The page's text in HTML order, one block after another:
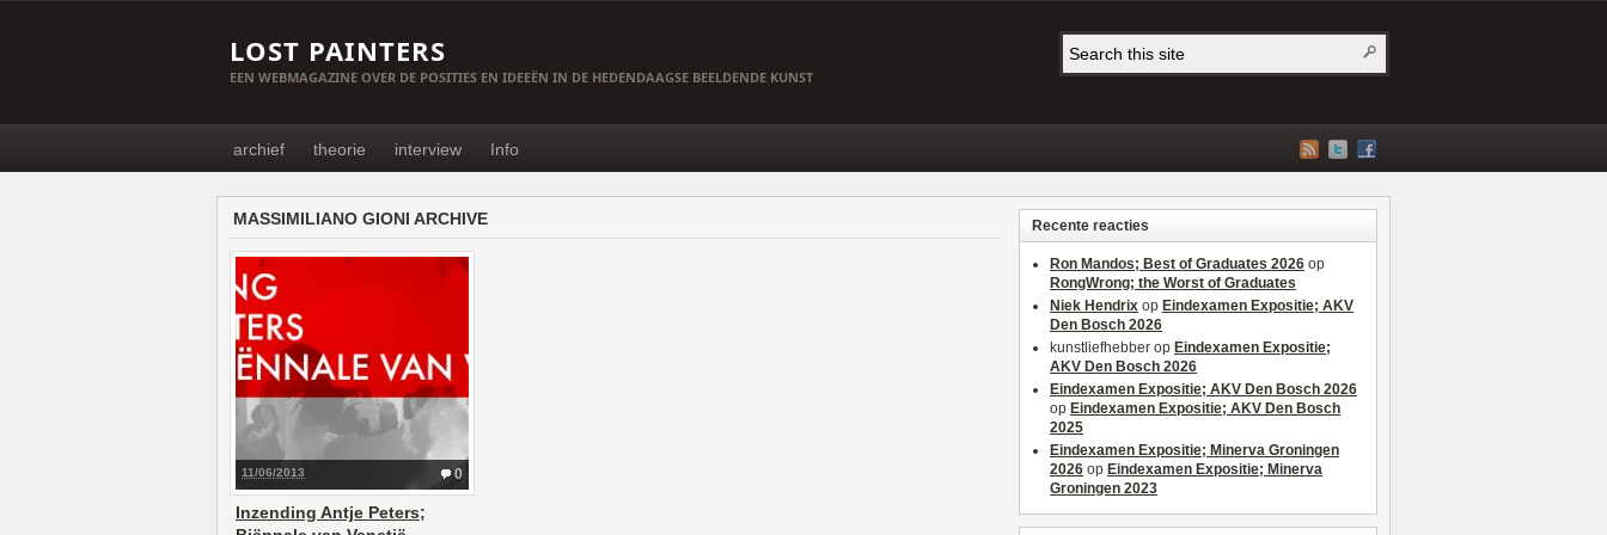
LOST PAINTERS
EEN WEBMAGAZINE OVER DE POSITIES EN IDEEËN IN DE HEDENDAAGSE BEELDENDE KUNST
archief theorie interview Info
MASSIMILIANO GIONI ARCHIVE
0
11/06/2013
Inzending Antje Peters;
Recente reacties
Ron Mandos; Best of Graduates 2026 op
RongWrong; the Worst of Graduates
Niek Hendrix op Eindexamen Expositie; AKV
Den Bosch 2026
kunstliefhebber op Eindexamen Expositie;
AKV Den Bosch 2026
Eindexamen Expositie; AKV Den Bosch 2026
op Eindexamen Expositie; AKV Den Bosch
2025
Eindexamen Expositie; Minerva Groningen
2026 op Eindexamen Expositie; Minerva
Groningen 2023